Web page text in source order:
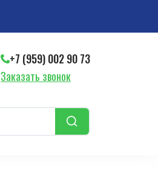
+7 (959) 002 90 73
Заказать звонок